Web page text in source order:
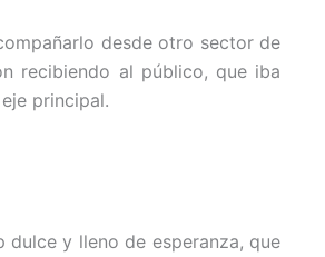
desde otro sector de
recibiendo al público, que iba
principal.
dulce y lleno de esperanza, que